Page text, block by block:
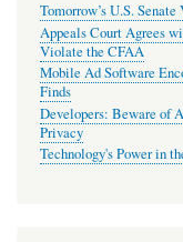
Tomorrow’s U.S.
Appeals Court Agrees
Violate the CFAA
Mobile Ad Software
Finds
Developers: Beware of
Privacy
Technology's Power in